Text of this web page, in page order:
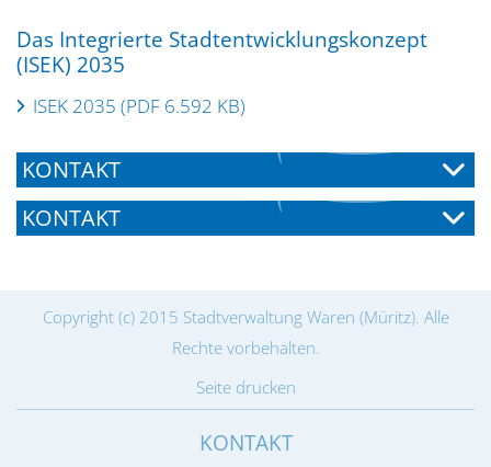
Das Integrierte Stadtentwicklungskonzept
(ISEK) 2035
ISEK 2035 (PDF 6.592 KB)
KONTAKT
KONTAKT
Copyright (c) 2015 Stadtverwaltung Waren (Müritz). Alle
Rechte vorbehalten.
Seite drucken
KONTAKT